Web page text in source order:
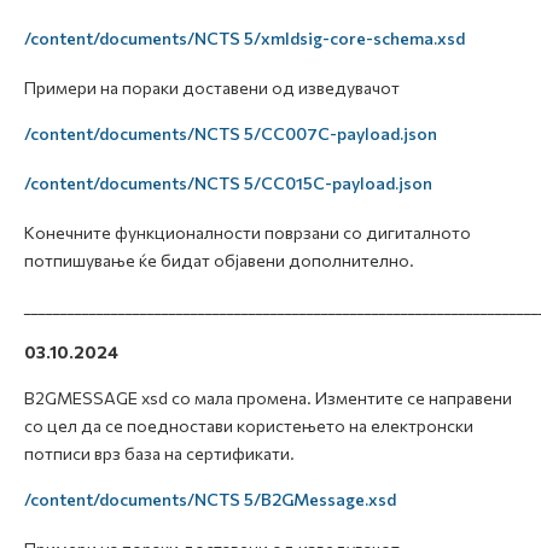
/content/documents/NCTS 5/xmldsig-core-schema.xsd
Примери на пораки доставени од изведувачот
/content/documents/NCTS 5/CC007C-payload.json
/content/documents/NCTS 5/CC015C-payload.json
Конечните функционалности поврзани со дигиталното
потпишување ќе бидат објавени дополнително.
03.10.2024
B2GMESSAGE xsd со мала промена. Изментите се направени
со цел да се поедностави користењето на електронски
потписи врз база на сертификати.
/content/documents/NCTS 5/B2GMessage.xsd